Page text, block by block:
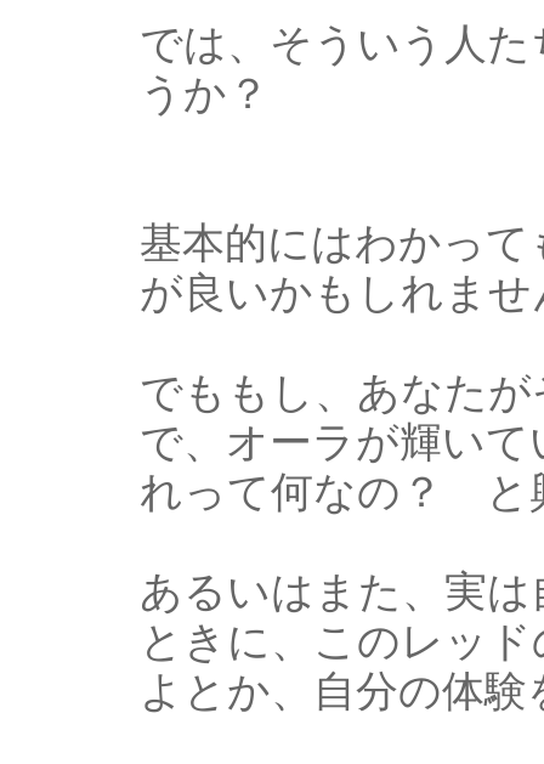
では、そういう人
うか？
基本的にはわかっ
が良いかもしれませ
でももし、あなた
で、オーラが輝い
れって何なの？ と
あるいはまた、実
ときに、このレッ
よとか、自分の体